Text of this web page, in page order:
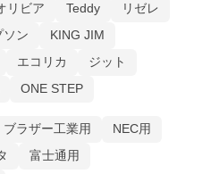
リビア Teddy
リゼレ
ソン
KING JIM
エコリカ
ジット
ONE STEP
ブラザー工業用
NEC用
富士通用